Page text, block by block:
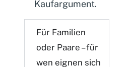
Kaufargument.
Für Familien
oder Paare – für
wen eignen sich